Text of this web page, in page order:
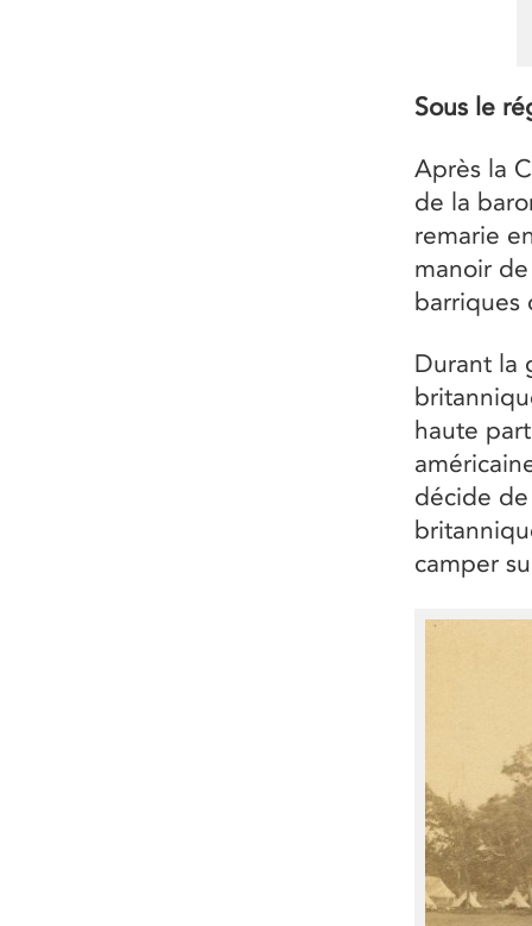
Sous le
Après la
de la
remarie
manoir
barriques
Durant la
haute
décide
camper